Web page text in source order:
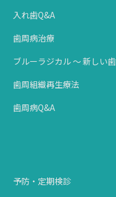
入れ歯Q&A
歯周病治療
ブルーラジカル ～ 新しい
歯周組織再生療法
歯周病Q&A
予防・定期検診